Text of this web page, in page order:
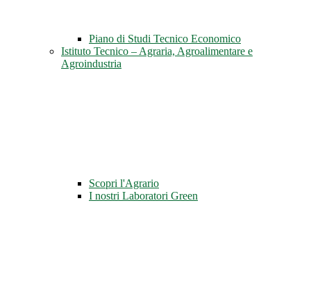
Piano di Studi Tecnico Economico
Istituto Tecnico – Agraria, Agroalimentare e
Agroindustria
Scopri l'Agrario
I nostri Laboratori Green